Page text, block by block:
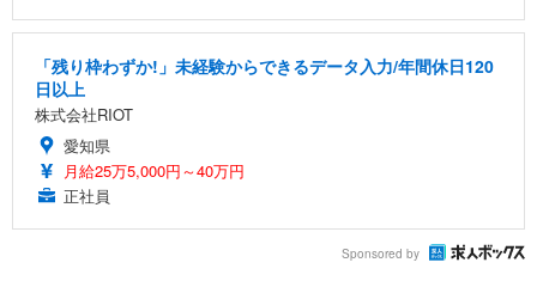
「残り枠わずか!」未経験からできるデータ入力/年間休日120
日以上
株式会社RIOT
愛知県
月給25万5,000円～40万円
正社員
Sponsored by